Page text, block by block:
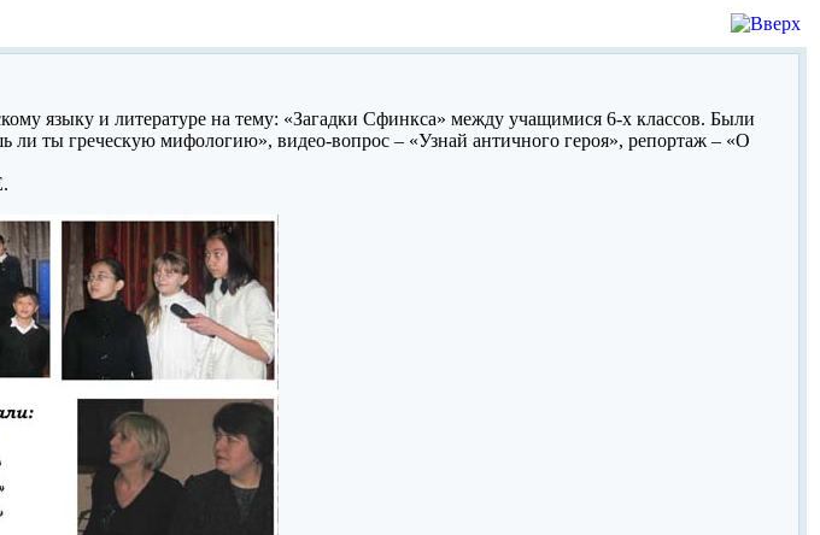
языку и литературе на тему: «Загадки Сфинкса» между учащимися 6-х классов. Были
ты греческую мифологию», видео-вопрос – «Узнай античного героя», репортаж – «О